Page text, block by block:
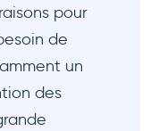
pour
de
un
des